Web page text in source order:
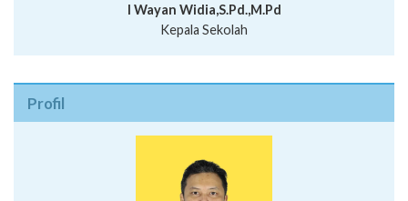
I Wayan Widia,S.Pd.,M.Pd
Kepala Sekolah
Profil